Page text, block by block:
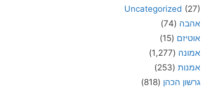
Uncategorized (27)
אהבה (74)
אוטיזם (15)
אמונה (1,277)
אמנות (253)
גרשון הכהן (818)